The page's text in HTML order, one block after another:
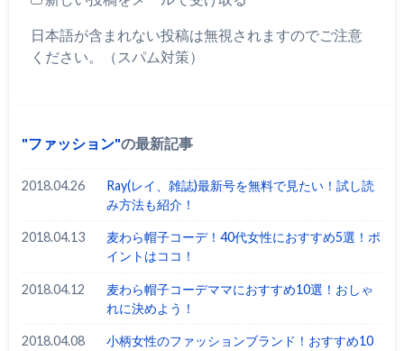
日本語が含まれない投稿は無視されますのでご注意
ください。（スパム対策）
ファッション の最新記事
2018.04.26
Ray(レイ、雑誌)最新号を無料で見たい！試し読
み方法も紹介！
2018.04.13
麦わら帽子コーデ！40代女性におすすめ5選！ポ
イントはココ！
2018.04.12
麦わら帽子コーデママにおすすめ10選！おしゃ
れに決めよう！
2018.04.08
小柄女性のファッションブランド！おすすめ10